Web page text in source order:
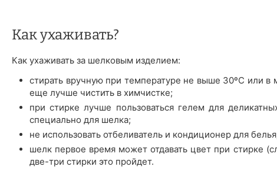
Как ухаживать?
Как ухаживать за шелковым изделием:
стирать вручную при температуре не выше 30ºС или
еще лучше чистить в химчистке;
при стирке лучше пользоваться гелем для
специально для шелка;
не использовать отбеливатель и кондиционер для
шелк первое время может отдавать цвет при стирке
две-три стирки это пройдет.